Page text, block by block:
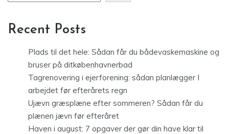
Recent Posts
Plads til det hele: Sådan får du bådevaskemaskine og
bruser på ditkøbenhavnerbad
Tagrenovering i ejerforening: sådan planlægger I
arbejdet før efterårets regn
Ujævn græsplæne efter sommeren? Sådan får du
plænen jævn før efteråret
Haven i august: 7 opgaver der gør din have klar til